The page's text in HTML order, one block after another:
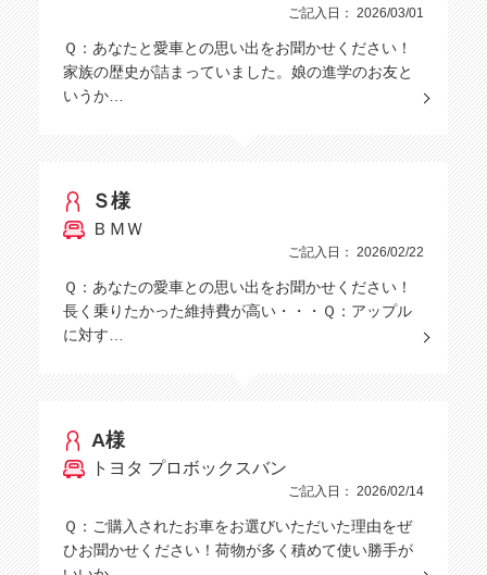
ご記入日： 2026/03/01
Ｑ：あなたと愛車との思い出をお聞かせください！
家族の歴史が詰まっていました。娘の進学のお友と
いうか…
Ｓ様
ＢＭＷ
ご記入日： 2026/02/22
Ｑ：あなたの愛車との思い出をお聞かせください！
長く乗りたかった維持費が高い・・・Ｑ：アップル
に対す…
A様
トヨタ プロボックスバン
ご記入日： 2026/02/14
Ｑ：ご購入されたお車をお選びいただいた理由をぜ
ひお聞かせください！荷物が多く積めて使い勝手が